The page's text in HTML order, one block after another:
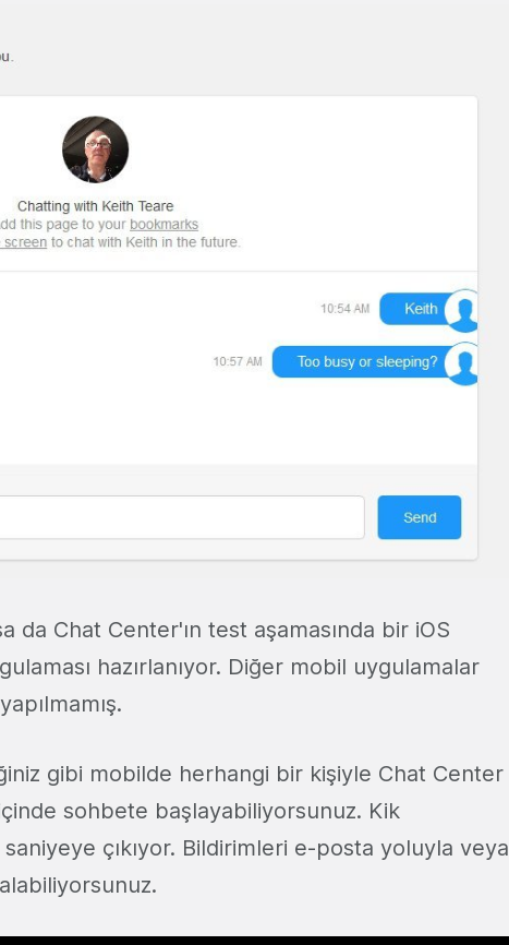
da Chat Center'ın test aşamasında bir iOS
hazırlanıyor. Diğer mobil uygulamalar
gibi mobilde herhangi bir kişiyle Chat Center
sohbete başlayabiliyorsunuz. Kik
çıkıyor. Bildirimleri e-posta yoluyla veya